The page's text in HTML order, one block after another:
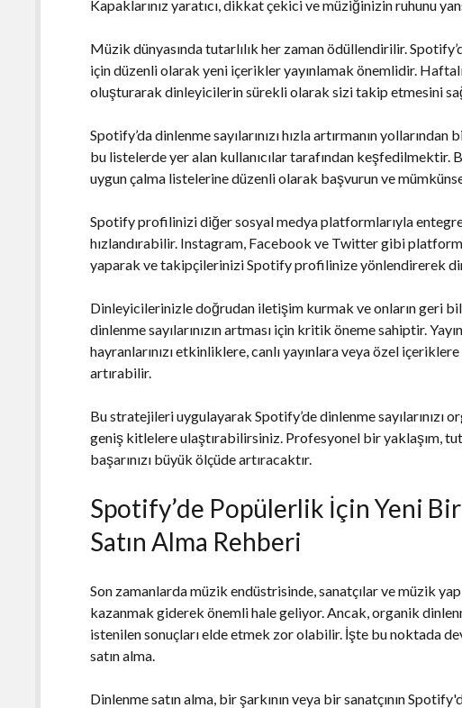
Kapaklarınız yaratıcı, dikkat çekici ve müziğinizin ruhunu
Müzik dünyasında tutarlılık her zaman ödüllendirilir.
için düzenli olarak yeni içerikler yayınlamak önemlidir.
oluşturarak dinleyicilerin sürekli olarak sizi takip etmesini
Spotify’da dinlenme sayılarınızı hızla artırmanın
bu listelerde yer alan kullanıcılar tarafından keşfedilmektir.
uygun çalma listelerine düzenli olarak başvurun ve
Spotify profilinizi diğer sosyal medya platformlarıyla
hızlandırabilir. Instagram, Facebook ve Twitter gibi
yaparak ve takipçilerinizi Spotify profilinize yönlendirerek
Dinleyicilerinizle doğrudan iletişim kurmak ve onların geri
dinlenme sayılarınızın artması için kritik öneme sahiptir.
hayranlarınızı etkinliklere, canlı yayınlara veya özel
artırabilir.
Bu stratejileri uygulayarak Spotify’de dinlenme sayılarınızı
geniş kitlelere ulaştırabilirsiniz. Profesyonel bir yaklaşım,
başarınızı büyük ölçüde artıracaktır.
Spotify’de Popülerlik İçin Yeni
Satın Alma Rehberi
Son zamanlarda müzik endüstrisinde, sanatçılar ve müzik
kazanmak giderek önemli hale geliyor. Ancak, organik
istenilen sonuçları elde etmek zor olabilir. İşte bu noktada
satın alma.
Dinlenme satın alma, bir şarkının veya bir sanatçının